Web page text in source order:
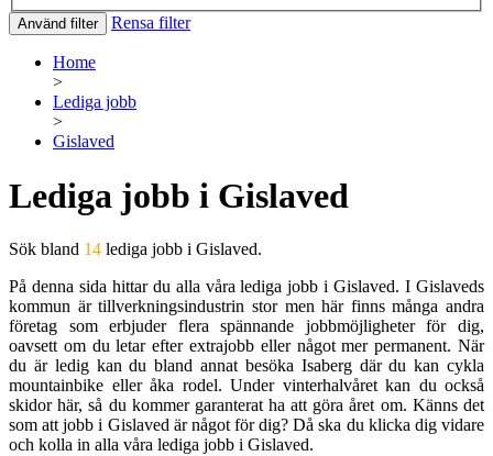
Använd filter Rensa filter
Home
>
Lediga jobb
>
Gislaved
Lediga jobb i Gislaved
Sök bland 14 lediga jobb i Gislaved.
På denna sida hittar du alla våra lediga jobb i Gislaved. I Gislaveds
kommun är tillverkningsindustrin stor men här finns många andra
företag som erbjuder flera spännande jobbmöjligheter för dig,
oavsett om du letar efter extrajobb eller något mer permanent. När
du är ledig kan du bland annat besöka Isaberg där du kan cykla
mountainbike eller åka rodel. Under vinterhalvåret kan du också
skidor här, så du kommer garanterat ha att göra året om. Känns det
som att jobb i Gislaved är något för dig? Då ska du klicka dig vidare
och kolla in alla våra lediga jobb i Gislaved.